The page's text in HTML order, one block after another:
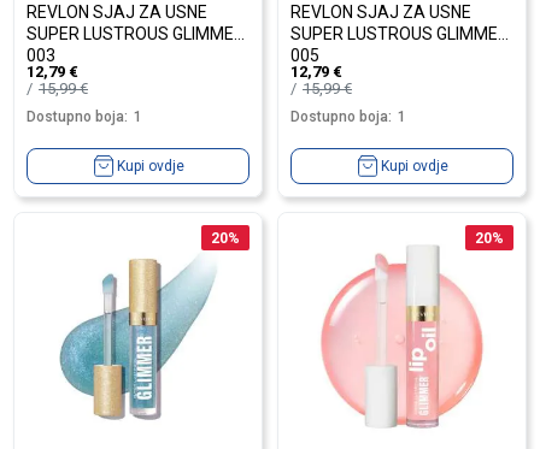
REVLON SJAJ ZA USNE
SUPER LUSTROUS GLIMMER
003
12,79 €
15,99€
Dostupno boja: 1
Kupi ovdje
REVLON SJAJ ZA USNE
SUPER LUSTROUS GLIMMER
005
12,79 €
15,99€
Dostupno boja: 1
Kupi ovdje
20% 20%